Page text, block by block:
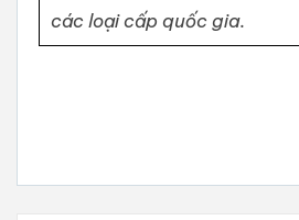
các loại cấp quốc gia.